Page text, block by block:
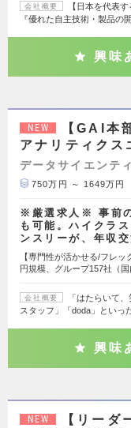
会社概要
【日本を代表
『優れた自主技術・製品の
興味
NEW
【GAI本
アナリティク
データサイエンテ
750万円 ～ 1649万円
※厳選求人※ 事前
も可能。ハイクラ
ンスリーが、年収
【専門性が活かせる/フレ
円規模、グループ157社（
会社概要
「はたらいて
スタッフ」「doda」といっ
興味
NEW
【リーダ